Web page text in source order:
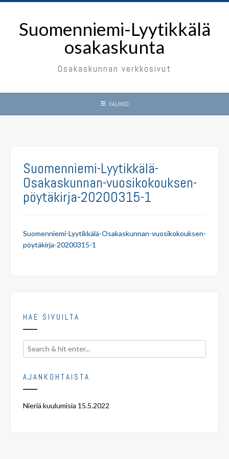
Skip
contentSuomenniemi-Lyytikkälä
osakaskunta
Osakaskunnan verkkosivut
VALIKKO
Suomenniemi-Lyytikkälä-
Osakaskunnan-vuosikokouksen-
pöytäkirja-20200315-1
Suomenniemi-Lyytikkälä-Osakaskunnan-vuosikokouksen-
pöytäkirja-20200315-1
HAE SIVUILTA
AJANKOHTAISTA
Nieriä kuulumisia 15.5.2022